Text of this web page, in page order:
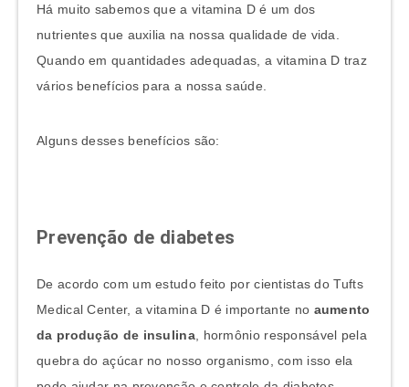
Há muito sabemos que a vitamina D é um dos
nutrientes que auxilia na nossa qualidade de vida.
Quando em quantidades adequadas, a vitamina D traz
vários benefícios para a nossa saúde.
Alguns desses benefícios são:
Prevenção de diabetes
De acordo com um estudo feito por cientistas do Tufts
Medical Center, a vitamina D é importante no aumento
da produção de insulina, hormônio responsável pela
quebra do açúcar no nosso organismo, com isso ela